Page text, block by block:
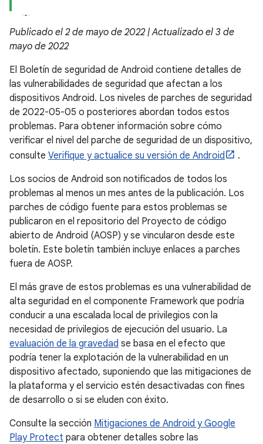
Publicado el 2 de mayo de 2022 | Actualizado el 3 de
mayo de 2022
El Boletín de seguridad de Android contiene detalles de
las vulnerabilidades de seguridad que afectan a los
dispositivos Android. Los niveles de parches de seguridad
de 2022-05-05 o posteriores abordan todos estos
problemas. Para obtener información sobre cómo
verificar el nivel del parche de seguridad de un dispositivo,
consulte Verifique y actualice su versión de Android
.
Los socios de Android son notificados de todos los
problemas al menos un mes antes de la publicación. Los
parches de código fuente para estos problemas se
publicaron en el repositorio del Proyecto de código
abierto de Android (AOSP) y se vincularon desde este
boletín. Este boletín también incluye enlaces a parches
fuera de AOSP.
El más grave de estos problemas es una vulnerabilidad de
alta seguridad en el componente Framework que podría
conducir a una escalada local de privilegios con la
necesidad de privilegios de ejecución del usuario. La
evaluación de la gravedad se basa en el efecto que
podría tener la explotación de la vulnerabilidad en un
dispositivo afectado, suponiendo que las mitigaciones de
la plataforma y el servicio estén desactivadas con fines
de desarrollo o si se eluden con éxito.
Consulte la sección Mitigaciones de Android y Google
Play Protect para obtener detalles sobre las